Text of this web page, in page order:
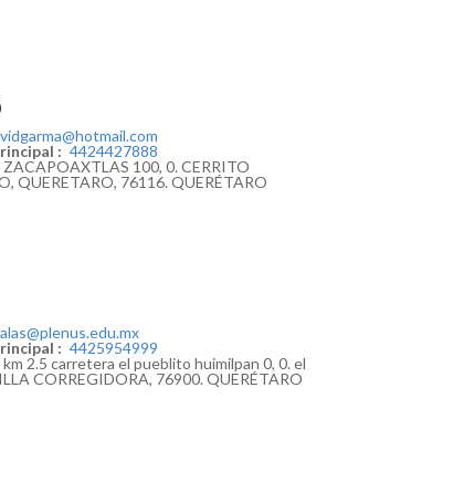
: 4424427888
ZACAPOAXTLAS 100, 0. CERRITO
QUERETARO, 76116. QUERÉTARO
: 4425954999
km 2.5 carretera el pueblito huimilpan 0, 0. el
CORREGIDORA, 76900. QUERÉTARO